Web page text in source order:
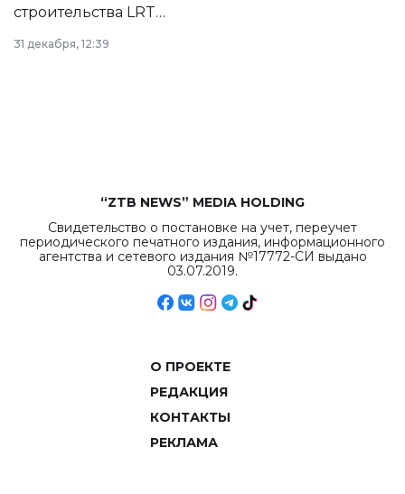
строительства LRT
в Астане из
республиканского
31 декабря, 12:39
“ZTB NEWS” MEDIA HOLDING
Свидетельство о постановке на учет, переучет
периодического печатного издания, информационного
агентства и сетевого издания №17772-СИ выдано
03.07.2019.
О ПРОЕКТЕ
РЕДАКЦИЯ
КОНТАКТЫ
РЕКЛАМА